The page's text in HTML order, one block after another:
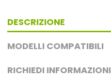
DESCRIZIONE
MODELLI COMPATIBILI
RICHIEDI INFORMAZIONI